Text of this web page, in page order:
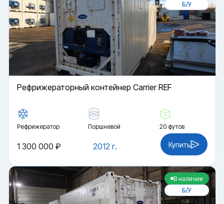
Б/У
Рефрижераторный контейнер Carrier REF
Рефрижератор Поршневой 20 футов
2012 г.
1 300 000 ₽ Купить
В наличии
Б/У